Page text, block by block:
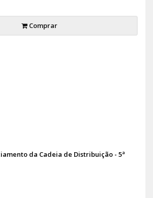
Comprar
da Cadeia de Distribuição - 5ª